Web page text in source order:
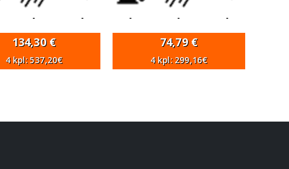
- -
134,30 €
4 kpl: 537,20€
- - -
74,79 €
4 kpl: 299,16€